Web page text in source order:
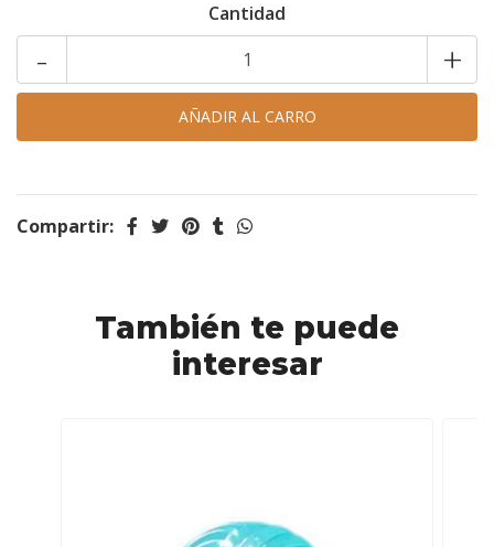
Cantidad
- +
Compartir:
También te puede
interesar